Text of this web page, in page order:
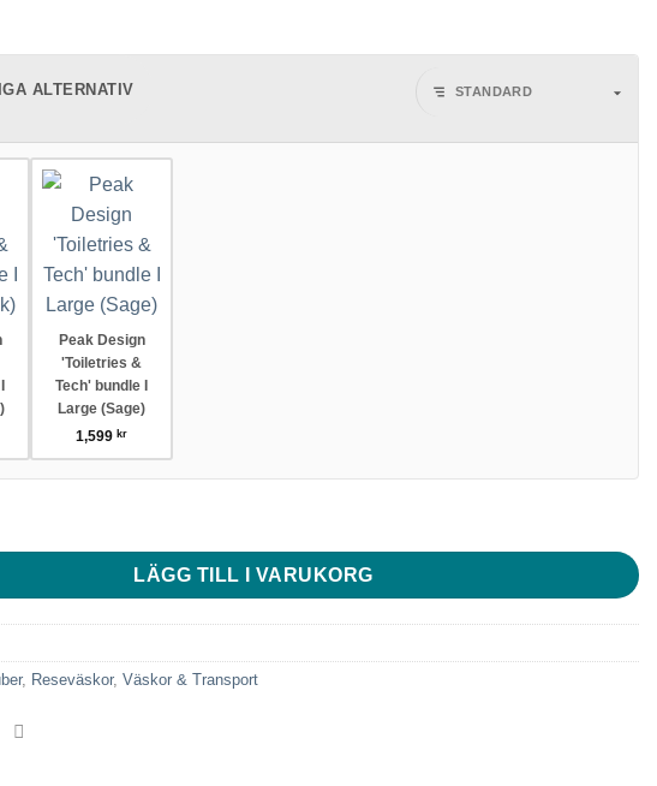
ALTERNATIV
Peak Design
'Toiletries &
Tech' bundle I
Large (Sage)
1,599 kr
& Tech' bundle I Large (Coyote) mängd
LÄGG TILL I VARUKORG
, Reseväskor, Väskor & Transport